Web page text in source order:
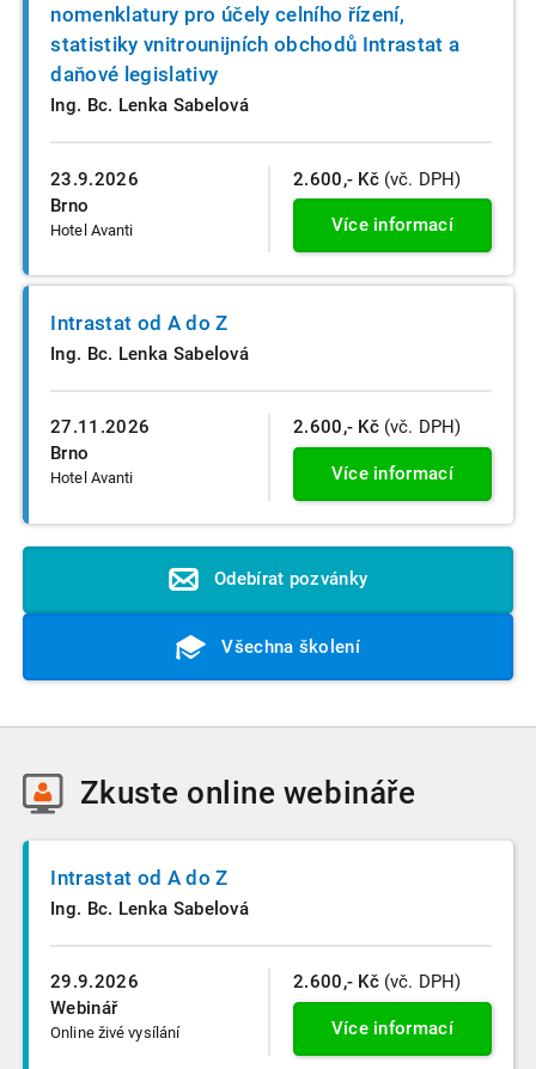
23.9.2026
Brno
Hotel Avanti
nomenklatury pro účely celního řízení,
statistiky vnitrounijních obchodů Intrastat a
daňové legislativy
Ing. Bc. Lenka Sabelová
2.600,- Kč (vč. DPH)
Více informací
27.11.2026
Brno
Hotel Avanti
Intrastat od A do Z
Ing. Bc. Lenka Sabelová
2.600,- Kč (vč. DPH)
Více informací
Odebírat pozvánky
Všechna školení
Zkuste online webináře
29.9.2026
Webinář
Online živé vysílání
Intrastat od A do Z
Ing. Bc. Lenka Sabelová
2.600,- Kč (vč. DPH)
Více informací